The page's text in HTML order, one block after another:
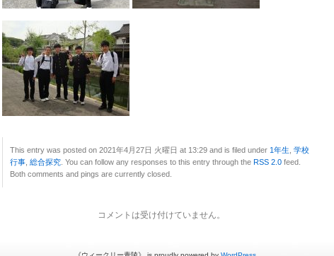
This entry was posted on 2021年4月27日 火曜日 at 13:29 and is filed under 1年生 学校
行事 総合探究 . You can follow any responses to this entry through the RSS 2.0 feed.
Both comments and pings are currently closed.
コメントは受け付けていません。